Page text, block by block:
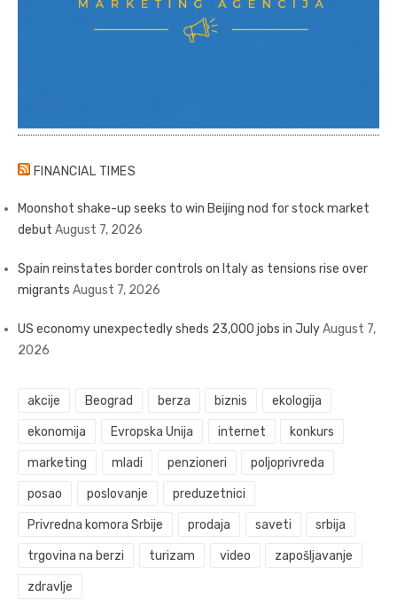
FINANCIAL TIMES
Moonshot shake-up seeks to win Beijing nod for stock market
debut August 7, 2026
Spain reinstates border controls on Italy as tensions rise over
migrants August 7, 2026
US economy unexpectedly sheds 23,000 jobs in JulyAugust 7,
2026
akcije Beograd berza biznis ekologija
ekonomija Evropska Unija internet konkurs
marketing mladi penzioneri poljoprivreda
posao poslovanje preduzetnici
Privredna komora Srbije prodaja saveti srbija
trgovina na berzi turizam video zapošljavanje
zdravlje